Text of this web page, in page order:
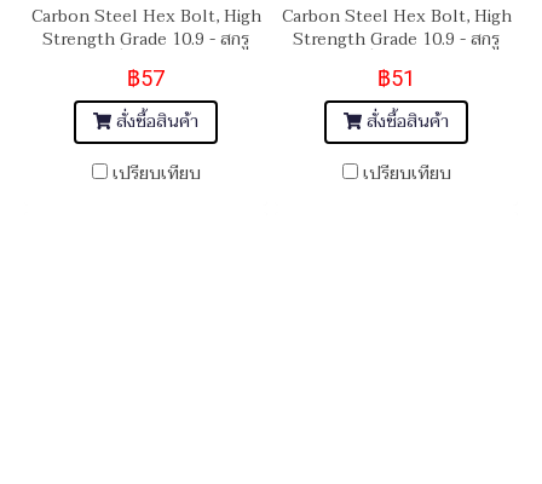
Carbon Steel Hex Bolt, High
Strength Grade 10.9 - สกรู
น็อตหัวเหลี่ยมดำ 7/16" UNF
20
฿57
สั่งซื้อสินค้า
เปรียบเทียบ
Carbon Steel Hex Bolt, High
Strength Grade 10.9 - สกรู
น็อตหัวเหลี่ยมดำ 7/16" UNF
20
฿51
สั่งซื้อสินค้า
เปรียบเทียบ